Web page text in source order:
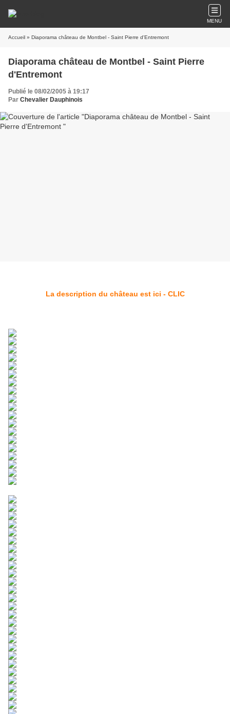
MENU
Accueil » Diaporama château de Montbel - Saint Pierre d'Entremont
Diaporama château de Montbel - Saint Pierre
d'Entremont
Publié le 08/02/2005 à 19:17
Par Chevalier Dauphinois
La description du château est ici - CLIC